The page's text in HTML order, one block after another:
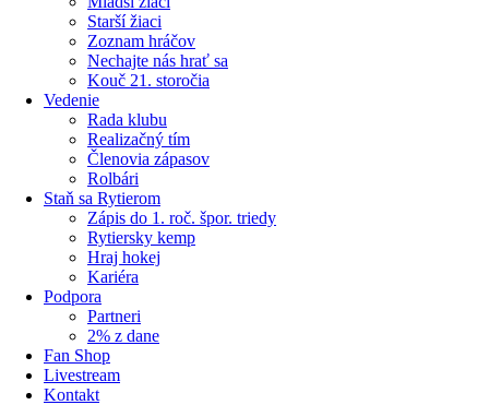
Starší žiaci
Zoznam hráčov
Nechajte nás hrať sa
Kouč 21. storočia
Vedenie
Rada klubu
Realizačný tím
Členovia zápasov
Rolbári
Staň sa Rytierom
Zápis do 1. roč. špor. triedy
Rytiersky kemp
Hraj hokej
Kariéra
Podpora
Partneri
2% z dane
Fan Shop
Livestream
Kontakt